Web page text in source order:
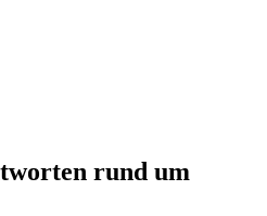
rund um